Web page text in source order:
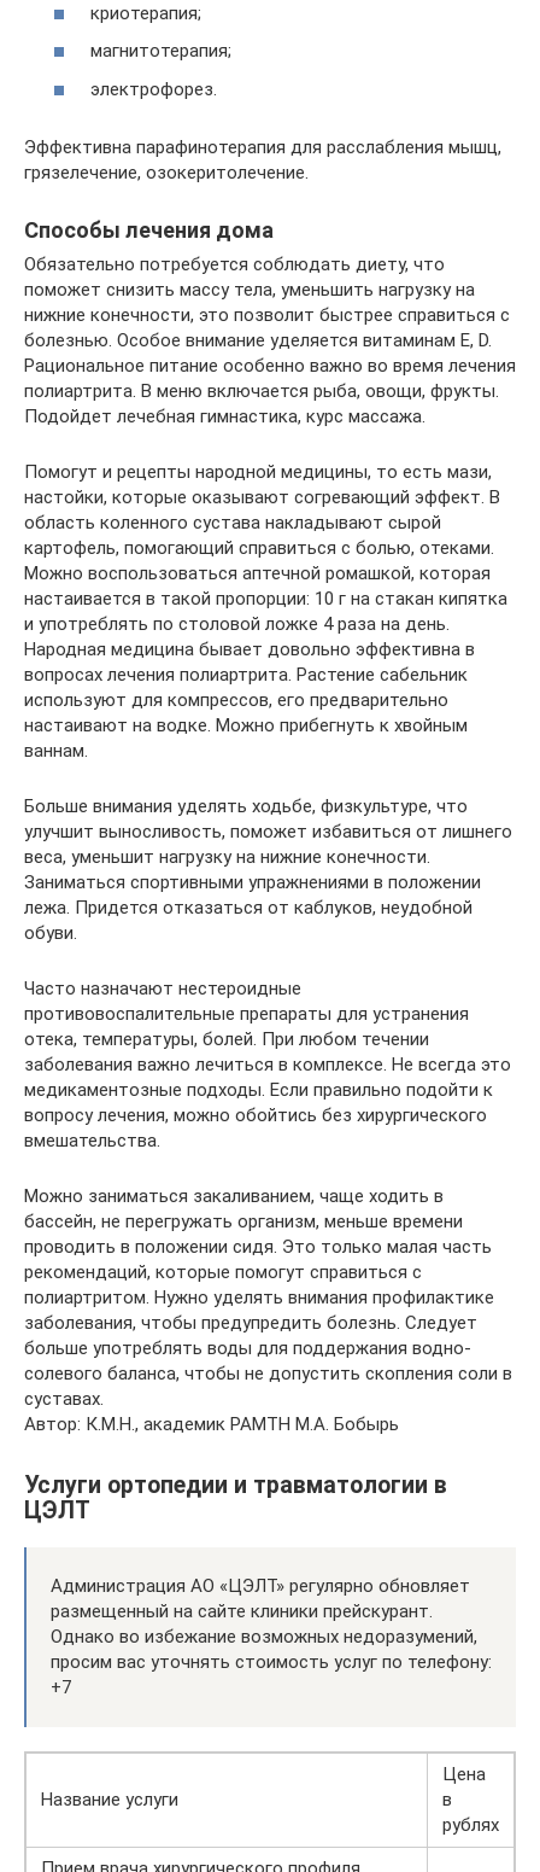
криотерапия;
магнитотерапия;
электрофорез.
Эффективна парафинотерапия для расслабления мышц,
грязелечение, озокеритолечение.
Способы лечения дома
Обязательно потребуется соблюдать диету, что
поможет снизить массу тела, уменьшить нагрузку на
нижние конечности, это позволит быстрее справиться с
болезнью. Особое внимание уделяется витаминам E, D.
Рациональное питание особенно важно во время лечения
полиартрита. В меню включается рыба, овощи, фрукты.
Подойдет лечебная гимнастика, курс массажа.
Помогут и рецепты народной медицины, то есть мази,
настойки, которые оказывают согревающий эффект. В
область коленного сустава накладывают сырой
картофель, помогающий справиться с болью, отеками.
Можно воспользоваться аптечной ромашкой, которая
настаивается в такой пропорции: 10 г на стакан кипятка
и употреблять по столовой ложке 4 раза на день.
Народная медицина бывает довольно эффективна в
вопросах лечения полиартрита. Растение сабельник
используют для компрессов, его предварительно
настаивают на водке. Можно прибегнуть к хвойным
ваннам.
Больше внимания уделять ходьбе, физкультуре, что
улучшит выносливость, поможет избавиться от лишнего
веса, уменьшит нагрузку на нижние конечности.
Заниматься спортивными упражнениями в положении
лежа. Придется отказаться от каблуков, неудобной
обуви.
Часто назначают нестероидные
противовоспалительные препараты для устранения
отека, температуры, болей. При любом течении
заболевания важно лечиться в комплексе. Не всегда это
медикаментозные подходы. Если правильно подойти к
вопросу лечения, можно обойтись без хирургического
вмешательства.
Можно заниматься закаливанием, чаще ходить в
бассейн, не перегружать организм, меньше времени
проводить в положении сидя. Это только малая часть
рекомендаций, которые помогут справиться с
полиартритом. Нужно уделять внимания профилактике
заболевания, чтобы предупредить болезнь. Следует
больше употреблять воды для поддержания водно-
солевого баланса, чтобы не допустить скопления соли в
суставах.
Автор: К.М.Н., академик РАМТН М.А. Бобырь
Услуги ортопедии и травматологии в
ЦЭЛТ
Администрация АО «ЦЭЛТ» регулярно обновляет
размещенный на сайте клиники прейскурант.
Однако во избежание возможных недоразумений,
просим вас уточнять стоимость услуг по телефону:
+7
Название услуги
Цена
в
рублях